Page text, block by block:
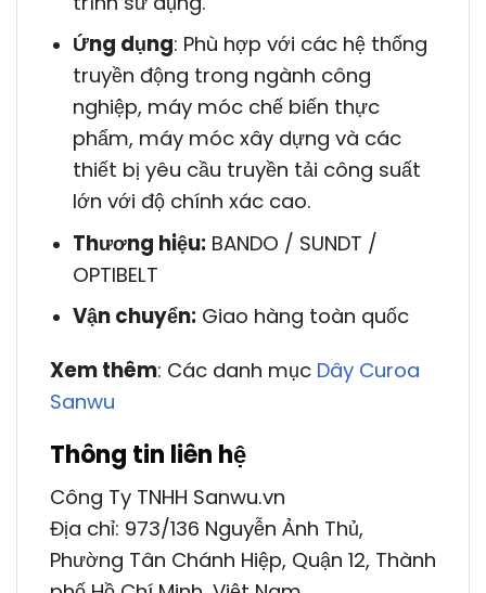
Ứng dụng: Phù hợp với các hệ thống
truyền động trong ngành công
nghiệp, máy móc chế biến thực
phẩm, máy móc xây dựng và các
thiết bị yêu cầu truyền tải công suất
lớn với độ chính xác cao.
Thương hiệu:BANDO / SUNDT /
OPTIBELT
Vận chuyển:Giao hàng toàn quốc
Xem thêm: Các danh mục Dây Curoa
Sanwu
Thông tin liên hệ
Công Ty TNHH Sanwu.vn
Địa chỉ: 973/136 Nguyễn Ảnh Thủ,
Phường Tân Chánh Hiệp, Quận 12, Thành